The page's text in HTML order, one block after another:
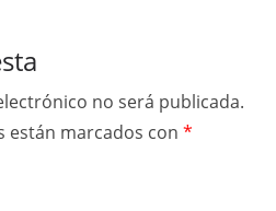
no será publicada.
están marcados con *